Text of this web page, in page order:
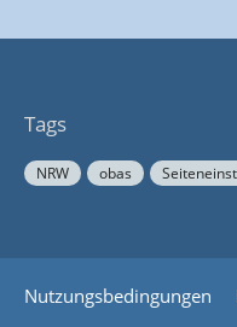
Tags
NRW obas
Nutzungsbedingungen